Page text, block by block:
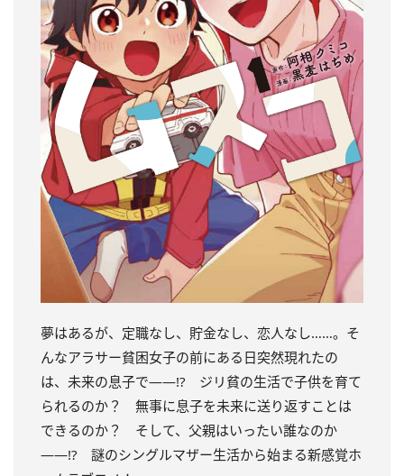
夢はあるが、定職なし、貯金なし、恋人なし……。そ
んなアラサー貧困女子の前にある日突然現れたの
は、未来の息子で――!? ジリ貧の生活で子供を育て
られるのか？ 無事に息子を未来に送り返すことは
できるのか？ そして、父親はいったい誰なのか
――!? 謎のシングルマザー生活から始まる新感覚ホ